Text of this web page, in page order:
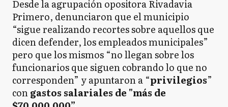
Desde la agrupación opositora Rivadavia
Primero, denunciaron que el municipio
“sigue realizando recortes sobre aquellos que
dicen defender, los empleados municipales”
pero que los mismos “no llegan sobre los
funcionarios que siguen cobrando lo que no
corresponden” y apuntaron a “privilegios”
congastos salariales de "más de